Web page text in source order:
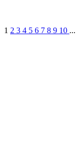
1 2 3 4 5 6 7 8 9 10 ...